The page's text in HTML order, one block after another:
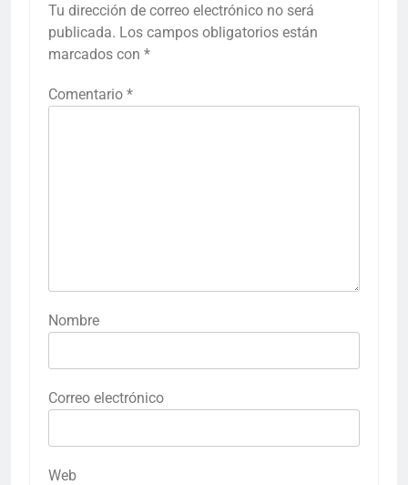
Tu dirección de correo electrónico no será
publicada. Los campos obligatorios están
marcados con *
Comentario *
Nombre
Correo electrónico
Web